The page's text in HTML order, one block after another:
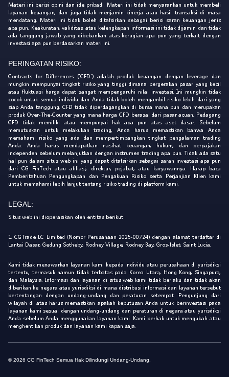
Materi ini berisi opini dan ide pribadi. Materi ini tidak menyarankan untuk membeli
layanan keuangan, dan juga tidak menjamin kinerja atau hasil transaksi di masa
mendatang. Materi ini tidak boleh ditafsirkan sebagai berisi saran keuangan jenis
apa pun. Keakuratan, validitas, atau kelengkapan informasi ini tidak dijamin dan tidak
ada tanggung jawab yang dibebankan atas kerugian apa pun yang terkait dengan
investasi apa pun berdasarkan materi ini.
PERINGATAN RISIKO:
Contracts for Differences ('CFD') adalah produk keuangan dengan leverage dan
mungkin mempunyai tingkat risiko yang tinggi dimana pergerakan pasar yang kecil
atau fluktuasi harga dapat sangat mempengaruhi nilai investasi. Ini mungkin tidak
cocok untuk semua individu dan Anda tidak boleh mengambil risiko lebih dari yang
siap Anda tanggung. CFD tidak diperdagangkan di bursa mana pun dan merupakan
produk Over-The-Counter yang mana harga CFD berasal dari pasar acuan. Pedagang
CFD tidak memiliki atau mempunyai hak apa pun atas aset dasar. Sebelum
memutuskan untuk melakukan trading, Anda harus memastikan bahwa Anda
memahami risiko yang ada dan mempertimbangkan tingkat pengalaman trading
Anda. Anda harus mendapatkan nasihat keuangan, hukum, dan perpajakan
independen sebelum melanjutkan dengan instrumen trading apa pun. Tidak ada satu
hal pun dalam situs web ini yang dapat ditafsirkan sebagai saran investasi apa pun
dari CG FinTech atau afiliasi, direktur, pejabat, atau karyawannya. Harap baca
Pemberitahuan Pengungkapan dan Pengakuan Risiko serta Perjanjian Klien kami
untuk memahami lebih lanjut tentang risiko trading di platform kami.
LEGAL:
Situs web ini dioperasikan oleh entitas berikut:
1. CGTrade LC Limited (Nomor Perusahaan 2025-00724) dengan alamat terdaftar di
Lantai Dasar, Gedung Sotheby, Rodney Village, Rodney Bay, Gros-Islet, Saint Lucia.
Kami tidak menawarkan layanan kami kepada individu atau perusahaan di yurisdiksi
tertentu, termasuk namun tidak terbatas pada Korea Utara, Hong Kong, Singapura,
dan Malaysia. Informasi dan layanan di situs web kami tidak berlaku dan tidak akan
diberikan ke negara atau yurisdiksi di mana distribusi informasi dan layanan tersebut
bertentangan dengan undang-undang dan peraturan setempat. Pengunjung dari
wilayah di atas harus memastikan apakah keputusan Anda untuk berinvestasi pada
layanan kami sesuai dengan undang-undang dan peraturan di negara atau yurisdiksi
Anda sebelum Anda menggunakan layanan kami. Kami berhak untuk mengubah atau
menghentikan produk dan layanan kami kapan saja.
© 2026 CG FinTech Semua Hak Dilindungi Undang-Undang.